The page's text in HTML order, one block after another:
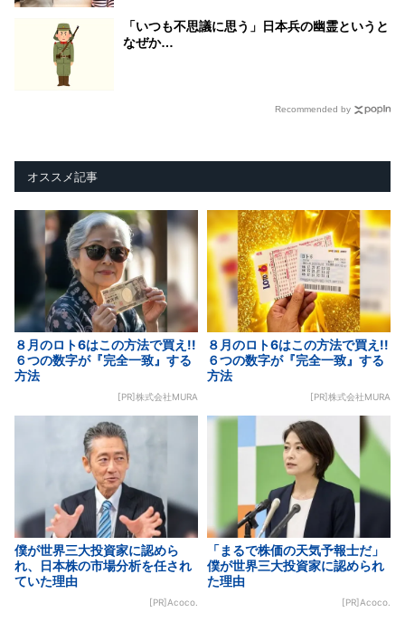
「いつも不思議に思う」日本兵の幽霊というと
なぜか…
Recommended by
オススメ記事
８月のロト6はこの方法で買え!!
６つの数字が『完全一致』する
方法
[PR]株式会社MURA
８月のロト6はこの方法で買え!!
６つの数字が『完全一致』する
方法
[PR]株式会社MURA
僕が世界三大投資家に認めら
れ、日本株の市場分析を任され
ていた理由
[PR]Acoco.
「まるで株価の天気予報士だ」
僕が世界三大投資家に認められ
た理由
[PR]Acoco.